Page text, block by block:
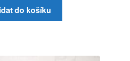
do košíku